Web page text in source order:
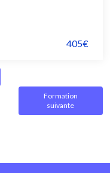
405€
Formation
suivante